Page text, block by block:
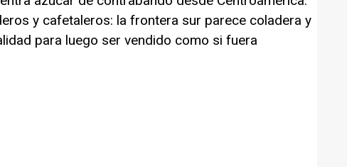
y cafetaleros: la frontera sur parece coladera y
para luego ser vendido como si fuera